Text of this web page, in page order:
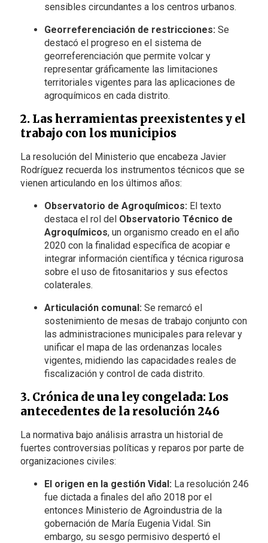
sensibles circundantes a los centros urbanos.
Georreferenciación de restricciones: Se
destacó el progreso en el sistema de
georreferenciación que permite volcar y
representar gráficamente las limitaciones
territoriales vigentes para las aplicaciones de
agroquímicos en cada distrito.
2. Las herramientas preexistentes y el
trabajo con los municipios
La resolución del Ministerio que encabeza Javier
Rodríguez recuerda los instrumentos técnicos que se
vienen articulando en los últimos años:
Observatorio de Agroquímicos: El texto
destaca el rol del Observatorio Técnico de
Agroquímicos, un organismo creado en el año
2020 con la finalidad específica de acopiar e
integrar información científica y técnica rigurosa
sobre el uso de fitosanitarios y sus efectos
colaterales.
Articulación comunal: Se remarcó el
sostenimiento de mesas de trabajo conjunto con
las administraciones municipales para relevar y
unificar el mapa de las ordenanzas locales
vigentes, midiendo las capacidades reales de
fiscalización y control de cada distrito.
3. Crónica de una ley congelada: Los
antecedentes de la resolución 246
La normativa bajo análisis arrastra un historial de
fuertes controversias políticas y reparos por parte de
organizaciones civiles:
El origen en la gestión Vidal: La resolución 246
fue dictada a finales del año 2018 por el
entonces Ministerio de Agroindustria de la
gobernación de María Eugenia Vidal. Sin
embargo, su sesgo permisivo despertó el